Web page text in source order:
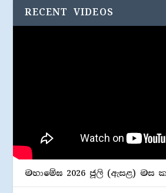
RECENT VIDEOS
මහාමේඝ 2026 ජූලි (​ඇසළ) මස